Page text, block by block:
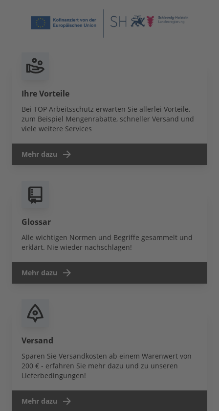
Ihre Vorteile
Bei TOP Arbeitsschutz erwarten Sie allerlei Vorteile,
zum Beispiel Mengenrabatte, schneller Versand und
viele weitere Services
Mehr dazu
Glossar
Alle wichtigen Normen und Begriffe gesammelt und
erklärt. Nie wieder nachschlagen!
Mehr dazu
Versand
Sparen Sie Versandkosten ab einem Warenwert von
200 € - erfahren Sie mehr dazu und zu unseren
Lieferbedingungen!
Mehr dazu